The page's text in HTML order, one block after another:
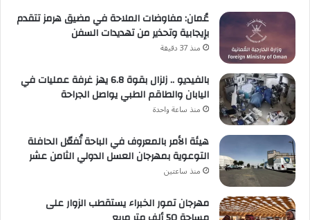
عُمان: مفاوضات الملاحة في مضيق هرمز تتقدم
بإيجابية وتحذير من تهديدات السفن
منذ 37 دقيقة
بالفيديو .. زلزال بقوة 6.8 يهز غرفة عمليات في
اليابان والطاقم الطبي يواصل الجراحة
منذ ساعة واحدة
هيئة الأمر بالمعروف في الباحة تُفعّل الحافلة
التوعوية بمهرجان العسل الدولي الثامن عشر
منذ ساعتين
مهرجان تمور الخبراء يستقطب الزوار على